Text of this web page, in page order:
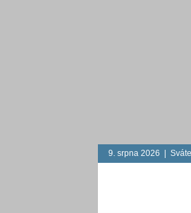
9. srpna 2026 |